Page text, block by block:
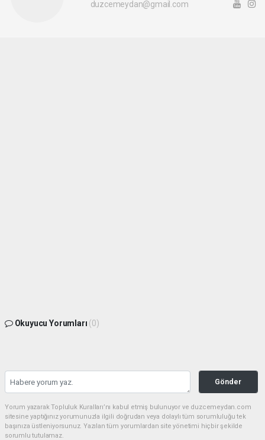
duzcemeydan@gmail.com
Okuyucu Yorumları (0)
Gönder
Yorum yazarak Topluluk Kuralları’nı kabul etmiş bulunuyor ve duzcemeydan.com
sitesine yaptığınız yorumunuzla ilgili doğrudan veya dolaylı tüm sorumluluğu tek
başınıza üstleniyorsunuz. Yazılan tüm yorumlardan site yönetimi hiçbir şekilde
sorumlu tutulamaz.